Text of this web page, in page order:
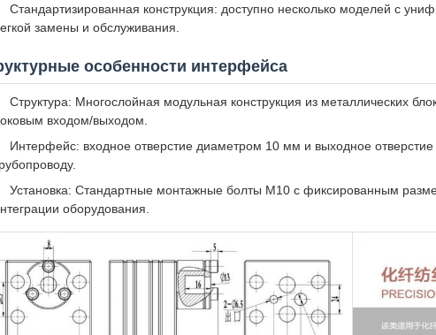
Стандартизированная конструкция: доступно несколько моделей с
замены и обслуживания.
особенности интерфейса
Структура: Многослойная модульная конструкция из металлических
входом/выходом.
Интерфейс: входное отверстие диаметром 10 мм и выходное
Установка: Стандартные монтажные болты M10 с фиксированным
оборудования.